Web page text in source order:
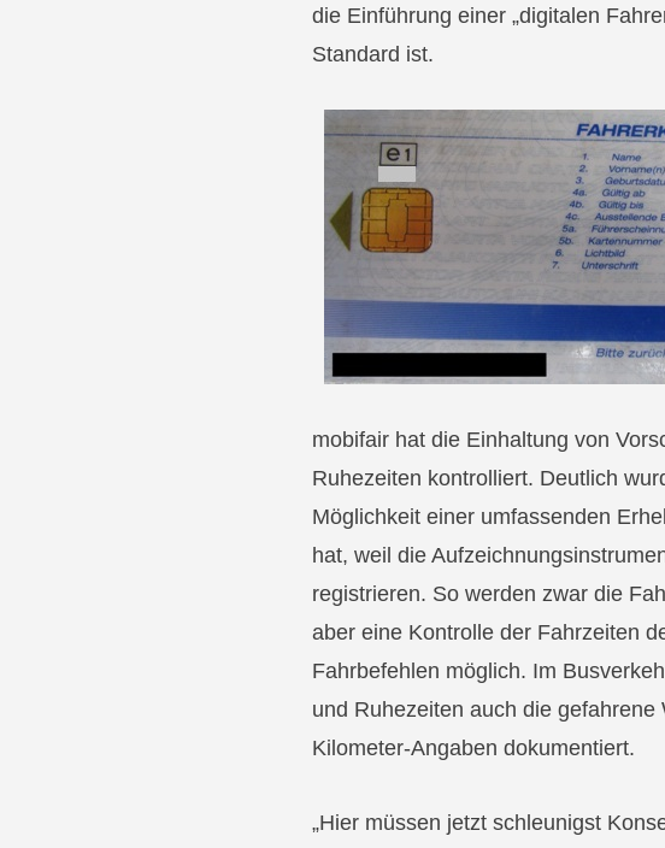
die Einführung einer „digitalen
Standard ist.
mobifair hat die Einhaltung von
Ruhezeiten kontrolliert. Deutlich
Möglichkeit einer umfassenden
hat, weil die
registrieren. So werden zwar die
aber eine Kontrolle der Fahrzeiten
Fahrbefehlen möglich. Im
und Ruhezeiten auch die
Kilometer-Angaben dokumentiert.
„Hier müssen jetzt schleunigst